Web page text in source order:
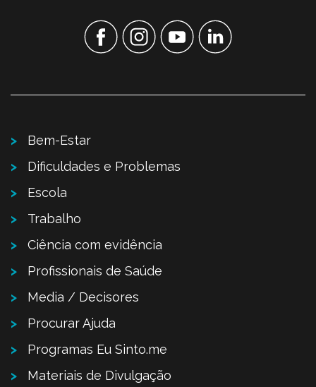
Bem-Estar
Dificuldades e Problemas
Escola
Trabalho
Ciência com evidência
Profissionais de Saúde
Media / Decisores
Procurar Ajuda
Programas Eu Sinto.me
Materiais de Divulgação